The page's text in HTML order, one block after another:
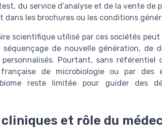
du service d’analyse et de la vente de
les brochures ou les conditions
scientifique utilisé par ces sociétés peut
de nouvelle génération, de
Pourtant, sans référentiel
de microbiologie ou par des
reste limitée pour guider des
et rôle du